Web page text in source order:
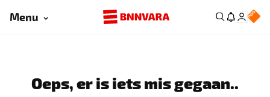
Menu
Oeps, er is iets mis gegaan..